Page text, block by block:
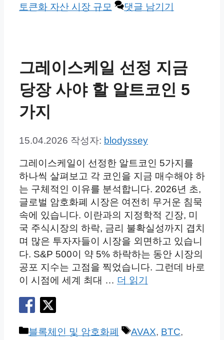
토큰화 자산 시장 규모
댓글 남기기
그레이스케일 선정 지금
당장 사야 할 알트코인 5
가지
15.04.2026 작성자: blodyssey
그레이스케일이 선정한 알트코인 5가지를
하나씩 살펴보고 각 코인을 지금 매수해야 하
는 구체적인 이유를 분석합니다. 2026년 초,
글로벌 암호화폐 시장은 여전히 무거운 침묵
속에 있습니다. 이란과의 지정학적 긴장, 미
국 주식시장의 하락, 금리 불확실성까지 겹치
며 많은 투자자들이 시장을 외면하고 있습니
다. S&P 500이 약 5% 하락하는 동안 시장의
공포 지수는 고점을 찍었습니다. 그런데 바로
이 시점에 세계 최대 … 더 읽기
카
블록체인 및 암호화폐
태
AVAX, BTC,